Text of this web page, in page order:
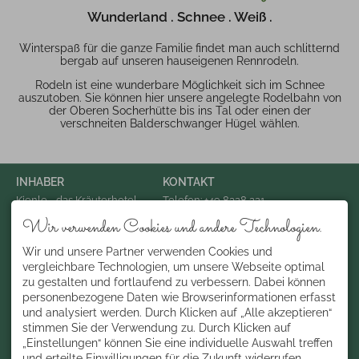
Wunderland . Schnee . Weiß .
Winterspaß für die ganze Familie findet man auch schlitternd
bergab auf unseren hauseigenen Rennrodeln.
Rodeln ist eine wunderbare Möglichkeit sich im Schnee
auszutoben. Sie können hier unsere angelegte Rodelbahn von
der Oberen Socherhütte bis ins Tal oder einen der
verschneiten Balderschwanger Hügel wählen.
INHABER
Kienle - das Kräuterhotel
Dorfplatz 3
87538 Balderschwang
Deutschland
KONTAKT
Telefon: +49 8328 221
Email: info@hotel-kienle.de
ÜBER UNS
Gelebte Allgäuer und
Bregenzerwälder
Gasthaustradition . Ehrliche
Herzlichkeit und echte
Gastfreundschaft . seit über
200 Jahren
Wir verwenden Cookies und andere Technologien.
Wir und unsere Partner verwenden Cookies und
vergleichbare Technologien, um unsere Webseite optimal
zu gestalten und fortlaufend zu verbessern. Dabei können
personenbezogene Daten wie Browserinformationen erfasst
und analysiert werden. Durch Klicken auf „Alle akzeptieren“
stimmen Sie der Verwendung zu. Durch Klicken auf
„Einstellungen“ können Sie eine individuelle Auswahl treffen